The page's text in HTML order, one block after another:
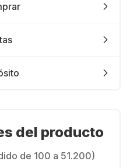
del producto
de 100 a 51.200)